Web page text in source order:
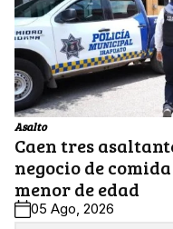
Asalto
Caen tres
negocio de
menor de edad
05 Ago, 2026